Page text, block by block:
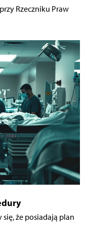
Rzeczniku Praw
że posiadają plan